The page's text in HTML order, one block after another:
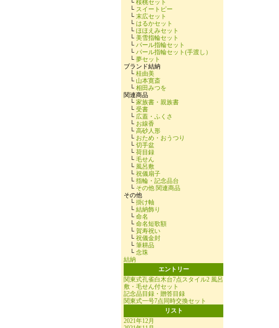
└ 桜桃セット
└ スイートピー
└ 末広セット
└ はるかセット
└ ほほえみセット
└ 美雪指輪セット
└ パール指輪セット
└ パール指輪セット(手渡し）
└ 夢セット
ブランド結納
└ 桂由美
└ 山本寛斎
└ 相田みつを
関連商品
└ 家族書・親族書
└ 受書
└ 広蓋・ふくさ
└ お線香
└ 高砂人形
└ おため・おうつり
└ 切手盆
└ 荷目録
└ 毛せん
└ 風呂敷
└ 祝儀扇子
└ 指輪・記念品台
└ その他 関連商品
その他
└ 掛け軸
└ 結納飾り
└ 命名
└ 命名短歌額
└ 賀寿祝い
└ 祝儀金封
└ 筆耕品
└ 念珠
結納
エントリー
関東式孔雀白木台7点スタイル2 風呂
敷・毛せん付セット
記念品目録・贈答目録
関東式一号7点同時交換セット
リスト
2021年12月